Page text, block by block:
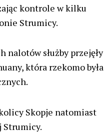
oskarżeniom
że mam
ze sprawami
które